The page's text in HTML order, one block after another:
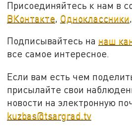
Присоединяйтесь к нам в
ВКонтакте, Одноклассники,
Подписывайтесь на наш
все самое интересное.
Если вам есть чем
присылайте свои
новости на электронную
kuzbas@tsargrad.tv